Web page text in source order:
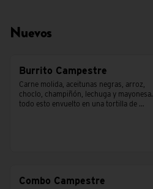
Nuevos
Burrito Campestre
Carne molida, aceitunas negras, arroz,
choclo, champiñón, lechuga y mayonesa.
todo esto envuelto en una tortilla de
Combo Campestre